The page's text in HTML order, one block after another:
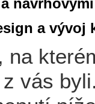
a vývoj
, na
vás